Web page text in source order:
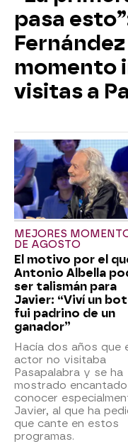
pasa
momento
visitas a
MEJORES
DE AGOSTO
El motivo por el
Antonio Albella
ser talismán para
Javier: “Viví un
fui padrino de un
ganador”
Hacía dos años que
actor no visitaba
Pasapalabra y se ha
mostrado
conocer
Javier, al que ha
que cante en estos
programas.